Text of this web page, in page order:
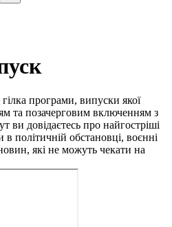
програми, випуски якої
та позачерговим включенням з
довідаєтесь про найгостріші
в політичній обстановці, воєнні
які не можуть чекати на